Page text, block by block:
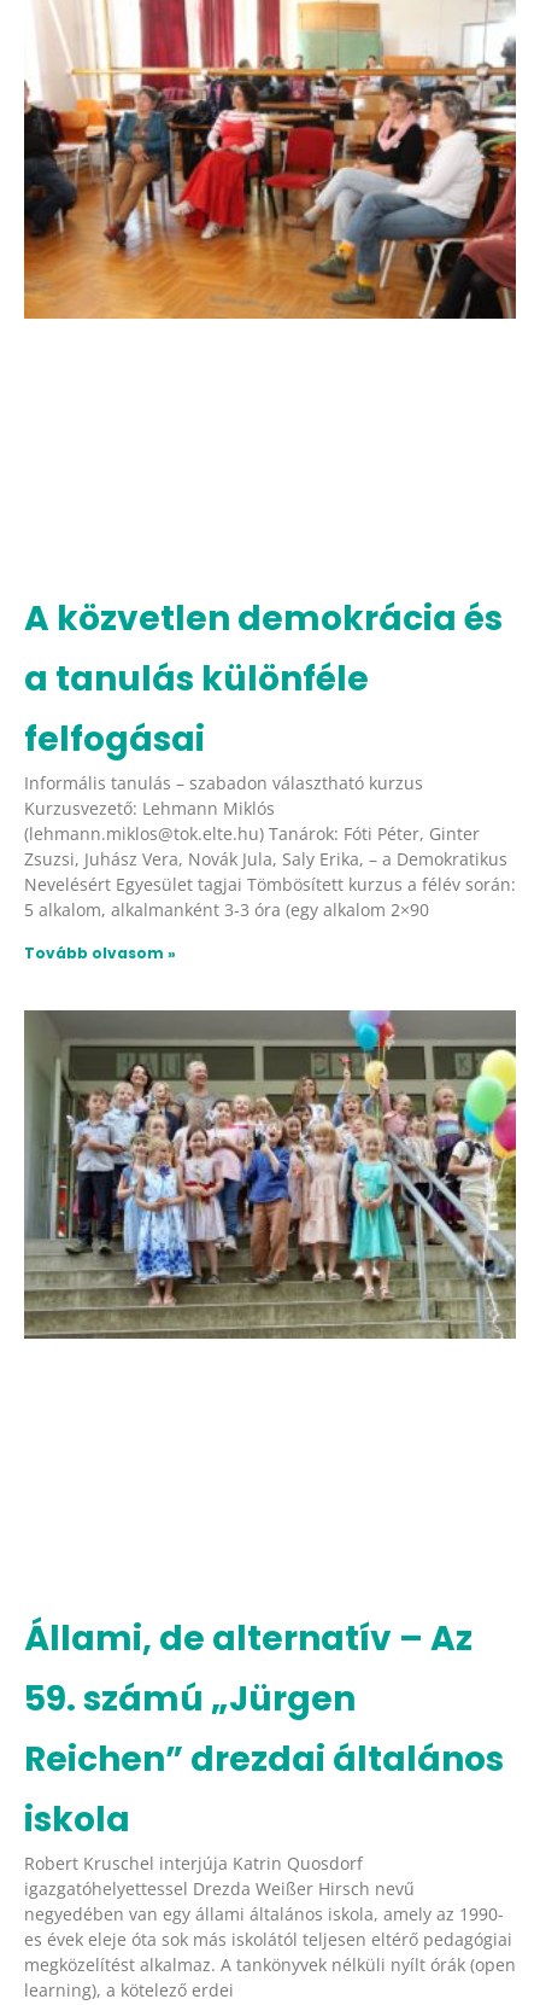
A közvetlen demokrácia és
a tanulás különféle
felfogásai
Informális tanulás – szabadon választható kurzus
Kurzusvezető: Lehmann Miklós
(lehmann.miklos@tok.elte.hu) Tanárok: Fóti Péter, Ginter
Zsuzsi, Juhász Vera, Novák Jula, Saly Erika, – a Demokratikus
Nevelésért Egyesület tagjai Tömbösített kurzus a félév során:
5 alkalom, alkalmanként 3-3 óra (egy alkalom 2×90
Tovább olvasom »
Állami, de alternatív – Az
59. számú „Jürgen
Reichen” drezdai általános
iskola
Robert Kruschel interjúja Katrin Quosdorf
igazgatóhelyettessel Drezda Weißer Hirsch nevű
negyedében van egy állami általános iskola, amely az 1990-
es évek eleje óta sok más iskolától teljesen eltérő pedagógiai
megközelítést alkalmaz. A tankönyvek nélküli nyílt órák (open
learning), a kötelező erdei